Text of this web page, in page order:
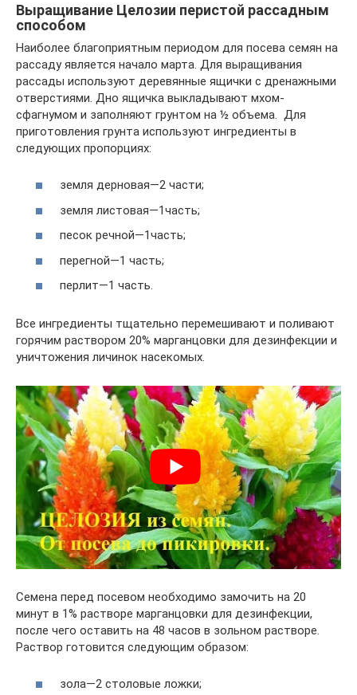
Выращивание Целозии перистой рассадным
способом
Наиболее благоприятным периодом для посева семян на
рассаду является начало марта. Для выращивания
рассады используют деревянные ящички с дренажными
отверстиями. Дно ящичка выкладывают мхом-
сфагнумом и заполняют грунтом на ½ объема. Для
приготовления грунта используют ингредиенты в
следующих пропорциях:
земля дерновая—2 части;
земля листовая—1часть;
песок речной—1часть;
перегной—1 часть;
перлит—1 часть.
Все ингредиенты тщательно перемешивают и поливают
горячим раствором 20% марганцовки для дезинфекции и
уничтожения личинок насекомых.
Семена перед посевом необходимо замочить на 20
минут в 1% растворе марганцовки для дезинфекции,
после чего оставить на 48 часов в зольном растворе.
Раствор готовится следующим образом:
зола—2 столовые ложки;